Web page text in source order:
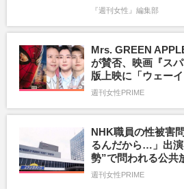
『週刊女性』編集部
Mrs. GREEN
が賛否、映画『ス
版上映に「ウェー
週刊女性PRIME
NHK職員の性被害
るんだから…」出
勢”で問われる公共
週刊女性PRIME